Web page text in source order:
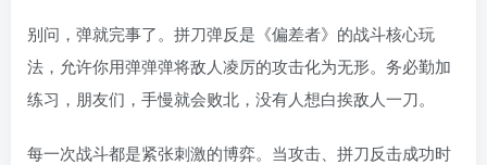
别问，弹就完事了。拼刀弹反是《偏差者》的战斗核心玩
法，允许你用弹弹弹将敌人凌厉的攻击化为无形。务必勤加
练习，朋友们，手慢就会败北，没有人想白挨敌人一刀。
每一次战斗都是紧张刺激的博弈。当攻击、拼刀反击成功时